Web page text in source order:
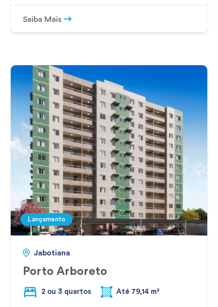
Saiba Mais
Lançamento
Jabotiana
Porto Arboreto
2 ou 3 quartos Até 79,14 m²